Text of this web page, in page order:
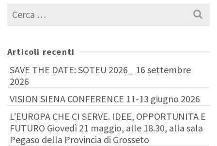
Cerca
per:
Articoli recenti
SAVE THE DATE: SOTEU 2026_ 16 settembre
2026
VISION SIENA CONFERENCE 11-13 giugno 2026
L’EUROPA CHE CI SERVE. IDEE, OPPORTUNITA E
FUTURO Giovedì 21 maggio, alle 18.30, alla sala
Pegaso della Provincia di Grosseto